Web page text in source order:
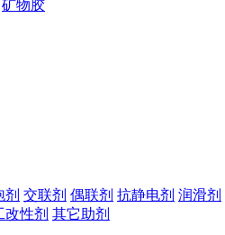
矿物胶
剂 交联剂 偶联剂 抗静电剂 润滑剂
改性剂 其它助剂